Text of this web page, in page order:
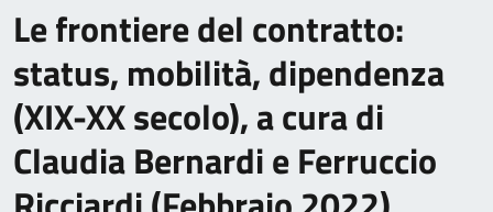
Le frontiere del contratto:
status, mobilità, dipendenza
(XIX-XX secolo), a cura di
Claudia Bernardi e Ferruccio